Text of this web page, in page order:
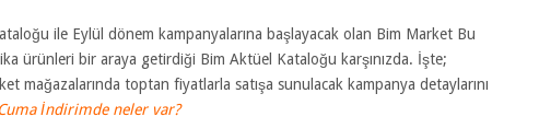
ile Eylül dönem kampanyalarına başlayacak olan Bim Market Bu
ürünleri bir araya getirdiği Bim Aktüel Kataloğu karşınızda. İşte;
mağazalarında toptan fiyatlarla satışa sunulacak kampanya detaylarını
İndirimde neler var?